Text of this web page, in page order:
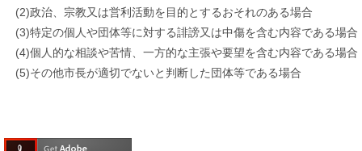
(2)政治、宗教又は営利活動を目的とするおそれのある場合
(3)特定の個人や団体等に対する誹謗又は中傷を含む内容である場合
(4)個人的な相談や苦情、一方的な主張や要望を含む内容である場合
(5)その他市長が適切でないと判断した団体等である場合